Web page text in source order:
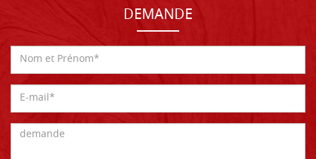
DEMANDE